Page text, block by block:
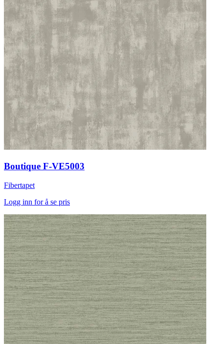
Boutique F-VE5003
Fibertapet
Logg inn for å se pris